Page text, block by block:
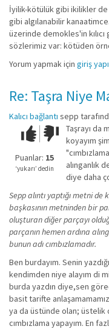
İyilik-kötülük gibi ikilikler de
gibi algılanabilir
üzerinde demokles'in
sözlerimiz var: kötüden
Yorum yapmak için giriş
Re: Taşra Niye
Kalıcı bağlantı sepp
Çok iyi!O
kadar
iyi
değil!
Puanlar: 15
‘yukarı’ dedin
Taşrayı da
koyayım
alınganlık
diye daha
Sepp alıntı yaptığı metni
başkasının metninden bir
oluşturan diğer parçayı
parçanın hemen ardına
bunun adı cımbızlamadır.
Ben burdayım. Senin
kendimden niye alayım di
burda yazdın diye,sen
basit tarifte
ya da üstünde olan; üstelik
cımbızlama yapayım. En